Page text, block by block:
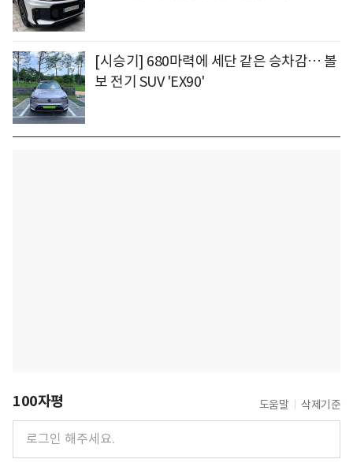
[시승기] 680마력에 세단 같은 승차감… 볼
보 전기 SUV 'EX90'
100자평 도움말 삭제기준